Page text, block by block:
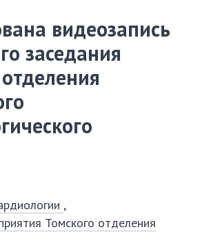
видеозапись
заседания
Томского отделения